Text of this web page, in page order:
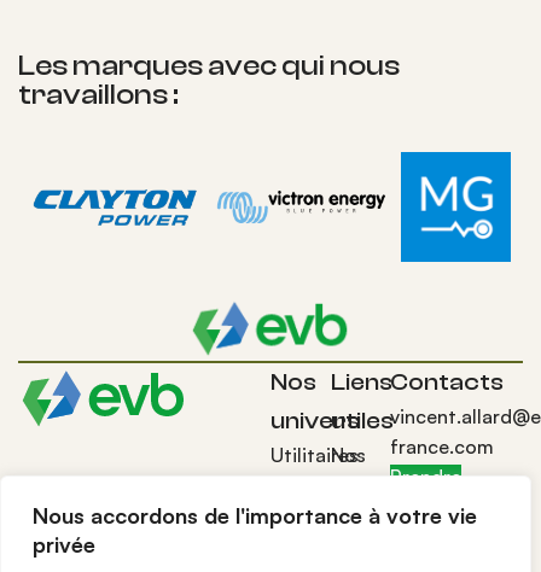
Nous accordons de l'importance à votre vie
privée
Les marques avec qui nous
travaillons :
96 rue de la mairie
85200 St Michel Le Cloucq
Nos
univers
Utilitaires
Sites
Liens
utiles
Nos
salons
Contacts
france.com
Prendre
rendez-vous